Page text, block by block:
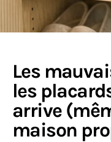
Les
les
arrive
maison